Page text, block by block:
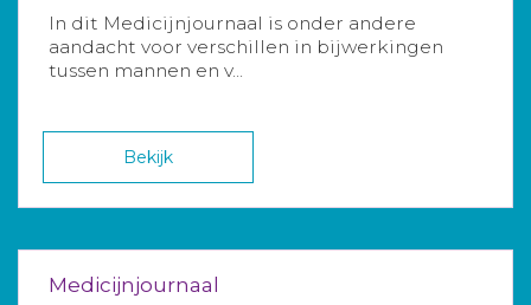
In dit Medicijnjournaal is onder andere
aandacht voor verschillen in bijwerkingen
tussen mannen en v...
Bekijk
Medicijnjournaal